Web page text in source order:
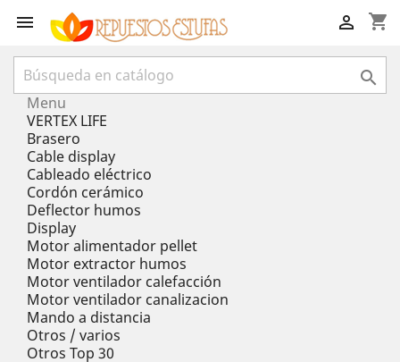
 shopping_cart


Menu
VERTEX LIFE
Brasero
Cable display
Cableado eléctrico
Cordón cerámico
Deflector humos
Display
Motor alimentador pellet
Motor extractor humos
Motor ventilador calefacción
Motor ventilador canalizacion
Mando a distancia
Otros / varios
Otros Top 30